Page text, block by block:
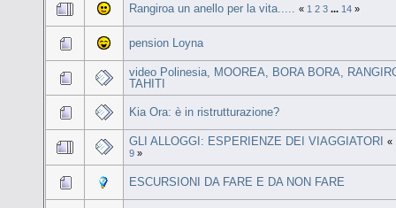
Rangiroa un anello per la vita..... « 1 2 3 ... 14 »
pension Loyna
video Polinesia, MOOREA, BORA BORA,
TAHITI
Kia Ora: è in ristrutturazione?
GLI ALLOGGI: ESPERIENZE DEI VIAGGIATORI «
9 »
ESCURSIONI DA FARE E DA NON FARE